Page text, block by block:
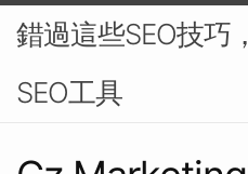
錯過這些SEO技巧
SEO工具